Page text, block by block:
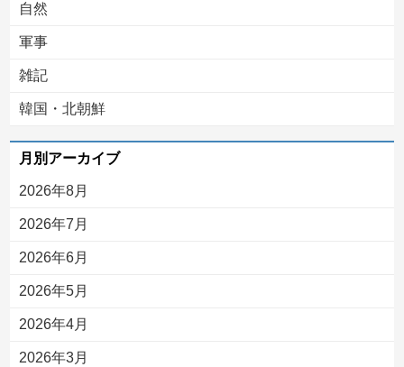
自然
軍事
雑記
韓国・北朝鮮
月別アーカイブ
2026年8月
2026年7月
2026年6月
2026年5月
2026年4月
2026年3月